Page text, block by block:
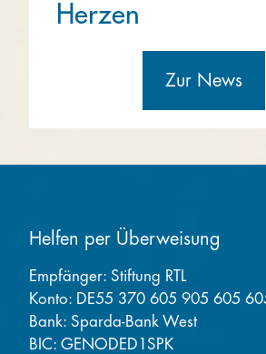
Herzen
Zur News
Helfen per Überweisung
Empfänger: Stiftung RTL
Konto: DE55 370 605 905 605
Bank: Sparda-Bank West
BIC: GENODED1SPK